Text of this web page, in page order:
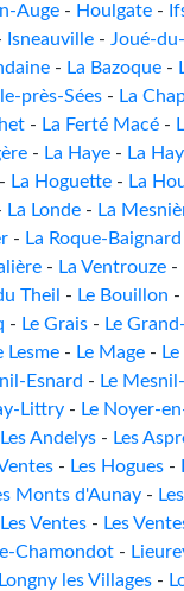
Auge - Houlgate -
Isneauville - Joué-
- La Bazoque -
près-Sées - La
- La Ferté Macé -
- La Haye - La
- La Hoguette - La
La Londe - La
- La Roque-Baignard
- La Ventrouze -
Theil - Le Bouillon -
- Le Grais - Le
Lesme - Le Mage -
Esnard - Le
Littry - Le Noyer-
Les Andelys - Les
- Les Hogues -
Monts d'Aunay -
Les Ventes - Les
Chamondot -
Longny les Villages -